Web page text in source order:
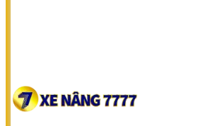
XE NÂNG TAY
XE NÂNG TAY